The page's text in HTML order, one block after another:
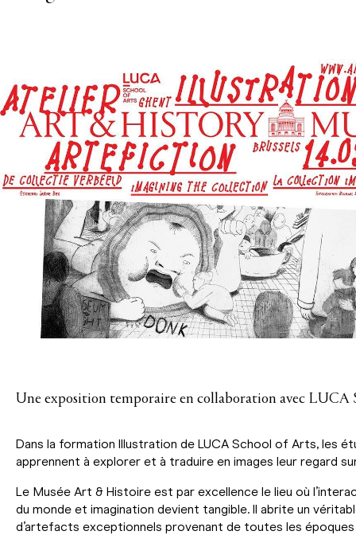
Une exposition temporaire en collaboration avec LUCA
Dans la formation Illustration de LUCA School of Arts, les
apprennent à explorer et à traduire en images leur regard
Le Musée Art & Histoire est par excellence le lieu où
du monde et imagination devient tangible. Il abrite un
d’artefacts exceptionnels provenant de toutes les